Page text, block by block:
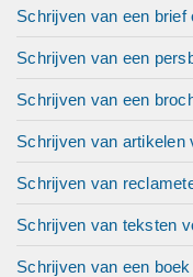
Schrijven van een brief
Schrijven van een
Schrijven van een
Schrijven van artikelen
Schrijven van
Schrijven van teksten
Schrijven van een boek